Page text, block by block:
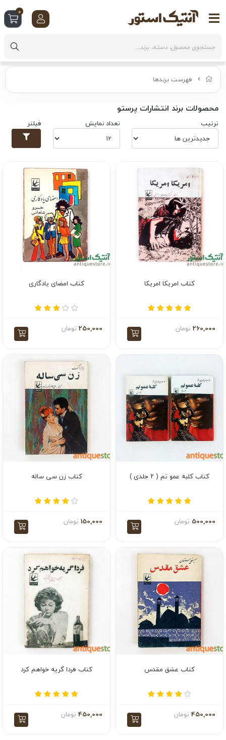
فهرست برندها
محصولات برند انتشارات پرستو
ترتیب تعداد نمایش فیلتر
کتاب امریکا امریکا
260,000 تومان
کتاب امضای یادگاری
250,000 تومان
کتاب کلبه عمو تم ( ۲ جلدی )
500,000 تومان
کتاب زن سی ساله
150,000 تومان
کتاب عشق مقدس
450,000 تومان
کتاب فردا گریه خواهم کرد
450,000 تومان
0